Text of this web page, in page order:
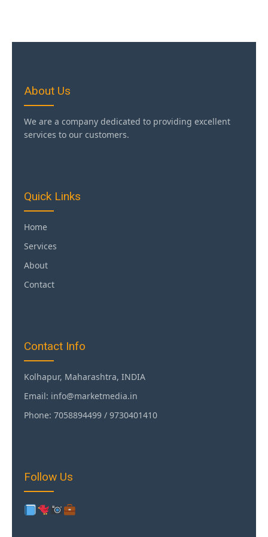
About Us
We are a company dedicated to providing excellent
services to our customers.
Quick Links
Home
Services
About
Contact
Contact Info
Kolhapur, Maharashtra, INDIA
Email: info@marketmedia.in
Phone: 7058894499 / 9730401410
Follow Us